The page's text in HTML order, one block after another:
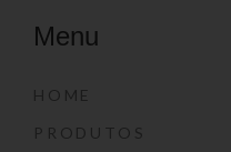
Menu
HOME
PRODUTOS